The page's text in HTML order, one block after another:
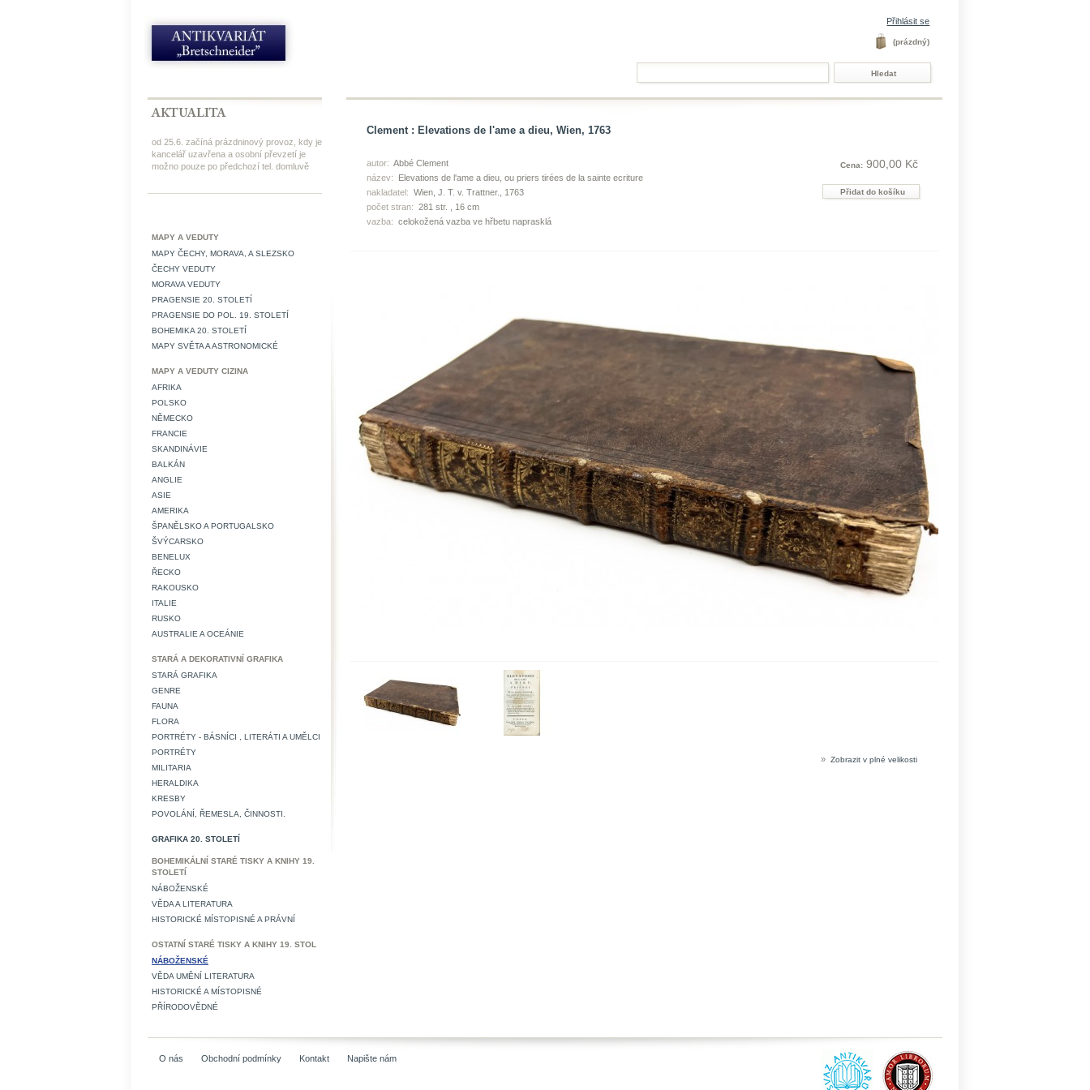
Přihlásit se
(prázdný)
od 25.6. začíná prázdninový provoz, kdy je
kancelář uzavřena a osobní převzetí je
možno pouze po předchozí tel. domluvě
MAPY A VEDUTY
MAPY ČECHY, MORAVA, A SLEZSKO
ČECHY VEDUTY
MORAVA VEDUTY
PRAGENSIE 20. STOLETÍ
PRAGENSIE DO POL. 19. STOLETÍ
BOHEMIKA 20. STOLETÍ
MAPY SVĚTA A ASTRONOMICKÉ
MAPY A VEDUTY CIZINA
AFRIKA
POLSKO
NĚMECKO
FRANCIE
SKANDINÁVIE
BALKÁN
ANGLIE
ASIE
AMERIKA
ŠPANĚLSKO A PORTUGALSKO
ŠVÝCARSKO
BENELUX
ŘECKO
RAKOUSKO
ITALIE
RUSKO
AUSTRALIE A OCEÁNIE
STARÁ A DEKORATIVNÍ GRAFIKA
STARÁ GRAFIKA
GENRE
FAUNA
FLORA
PORTRÉTY - BÁSNÍCI , LITERÁTI A UMĚLCI
PORTRÉTY
MILITARIA
HERALDIKA
KRESBY
POVOLÁNÍ, ŘEMESLA, ČINNOSTI.
GRAFIKA 20. STOLETÍ
BOHEMIKÁLNÍ STARÉ TISKY A KNIHY 19.
STOLETÍ
NÁBOŽENSKÉ
VĚDA A LITERATURA
HISTORICKÉ MÍSTOPISNÉ A PRÁVNÍ
OSTATNÍ STARÉ TISKY A KNIHY 19. STOL
NÁBOŽENSKÉ
VĚDA UMĚNÍ LITERATURA
HISTORICKÉ A MÍSTOPISNÉ
PŘÍRODOVĚDNÉ
Clement : Elevations de l'ame a dieu, Wien, 1763
autor: Abbé Clement
název:
Elevations de l'ame a dieu, ou priers tirées de la sainte ecriture
nakladatel: Wien, J. T. v. Trattner., 1763
počet stran: 281 str. , 16 cm
vazba: celokožená vazba ve hřbetu naprasklá
Cena: 900,00 Kč
» Zobrazit v plné velikosti
O nás Obchodní podmínky Kontakt Napište nám